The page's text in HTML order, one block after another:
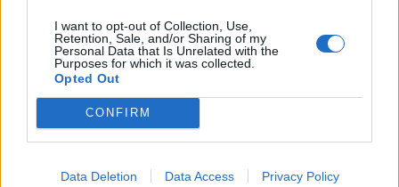
I want to opt-out of Collection, Use,
Retention, Sale, and/or Sharing of my
Personal Data that Is Unrelated with the
Purposes for which it was collected.
Opted Out
CONFIRM
Data Deletion Data Access Privacy Policy
00:00 01:16
Leonardo Maria Del Vecchio dall'ex compagna
in ospedale. Le dichiarazioni ai giornalisti